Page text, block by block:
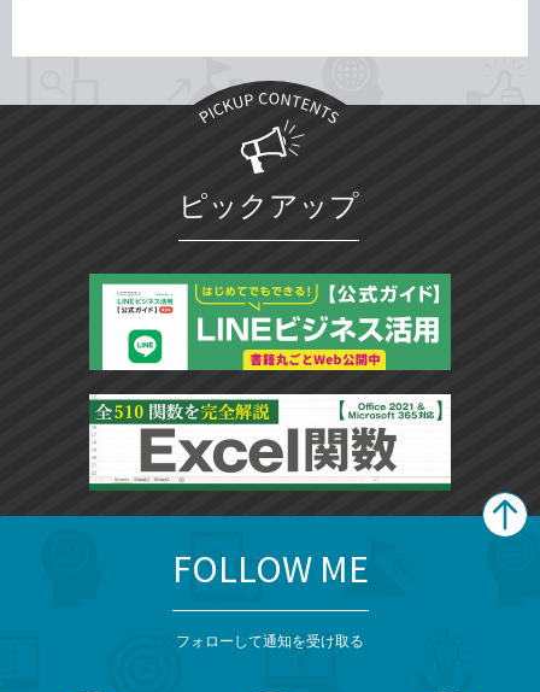
ピックアップ
FOLLOW ME
フォローして通知を受け取る